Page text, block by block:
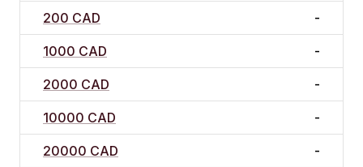
200 CAD -
1000 CAD -
2000 CAD -
10000 CAD -
20000 CAD -